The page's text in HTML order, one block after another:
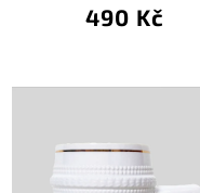
490 Kč